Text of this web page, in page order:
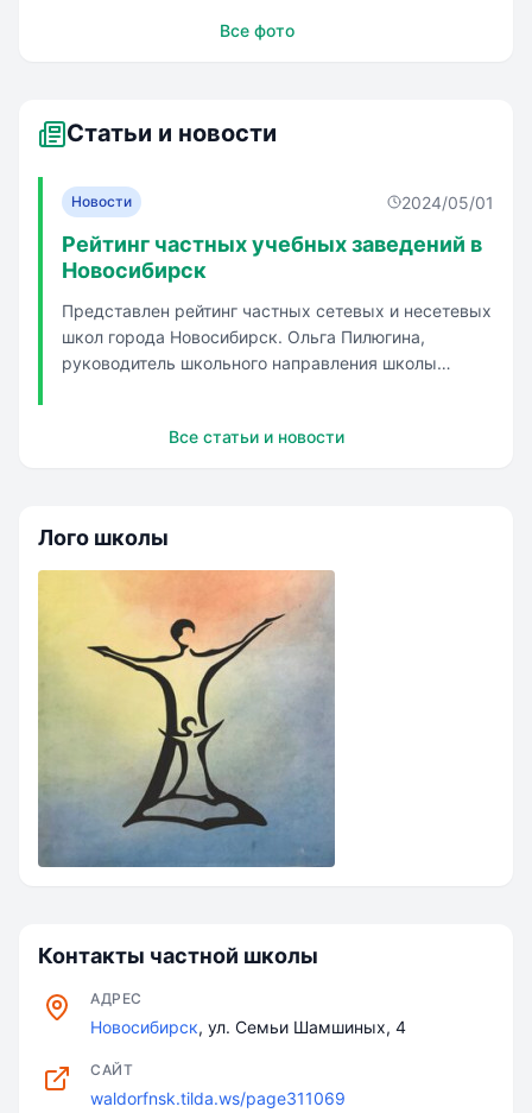
Все фото
Статьи и новости
Новости 2024/05/01
Рейтинг частных учебных заведений в
Новосибирск
Представлен рейтинг частных сетевых и несетевых
школ города Новосибирск. Ольга Пилюгина,
руководитель школьного направления школы
основных тенденции: полноценное образование с 1
Все статьи и новости
Лого школы
Контакты частной школы
АДРЕС
Новосибирск, ул. Семьи Шамшиных, 4
САЙТ
waldorfnsk.tilda.ws/page311069